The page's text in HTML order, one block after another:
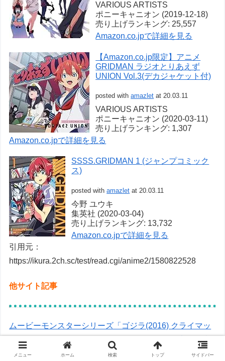
VARIOUS ARTISTS
ポニーキャニオン (2019-12-18)
売り上げランキング: 25,557
Amazon.co.jpで詳細を見る
【Amazon.co.jp限定】アニメ
GRIDMAN ラジオとりあえず
UNION Vol.3(デカジャケット付)
posted withamazlet at 20.03.11
VARIOUS ARTISTS
ポニーキャニオン (2020-03-11)
売り上げランキング: 1,307
Amazon.co.jpで詳細を見る
SSSS.GRIDMAN 1 (ジャンプコミック
ス)
posted withamazlet at 20.03.11
今野 ユウキ
集英社 (2020-03-04)
売り上げランキング: 13,732
Amazon.co.jpで詳細を見る
引用元：
https://ikura.2ch.sc/test/read.cgi/anime2/1580822528
他サイト記事
ムービーモンスターシリーズ「ゴジラ(2016) クライマッ
クスver. 2020メタルピンク」ゴジラ・ストア限定で発売
決定
メニュー ホーム 検索 トップ サイドバー